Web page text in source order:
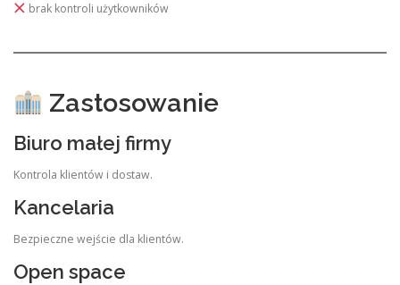
brak kontroli użytkowników
Zastosowanie
Biuro małej firmy
Kontrola klientów i dostaw.
Kancelaria
Bezpieczne wejście dla klientów.
Open space